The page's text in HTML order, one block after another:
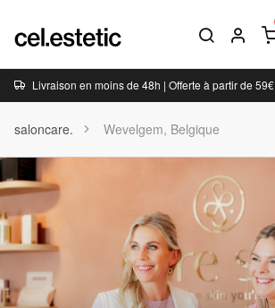
Livraison en moins de 48h | Offerte à partir de 59€
saloncare. Wevelgem, Belgique